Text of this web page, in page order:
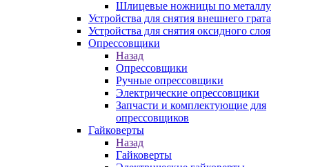
Шлицевые ножницы по металлу
Устройства для снятия внешнего грата
Устройства для снятия оксидного слоя
Опрессовщики
Назад
Опрессовщики
Ручные опрессовщики
Электрические опрессовщики
Запчасти и комплектующие для
опрессовщиков
Гайковерты
Назад
Гайковерты